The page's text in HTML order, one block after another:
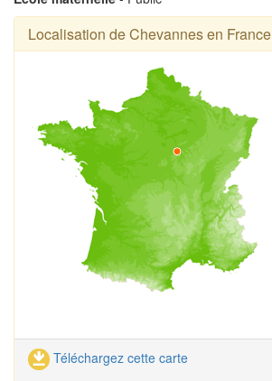
Localisation de Chevannes en France
Téléchargez cette carte